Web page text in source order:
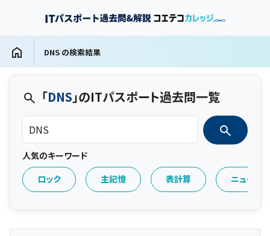
DNS の検索結果
「DNS」のITパスポート過去問一覧
人気のキーワード
ロック
主記憶 表計算 ニューラ